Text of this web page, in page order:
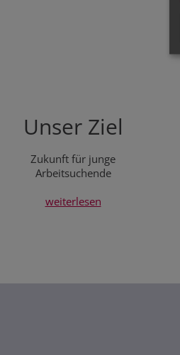
Unser Ziel
Zukunft für junge
Arbeitsuchende
weiterlesen